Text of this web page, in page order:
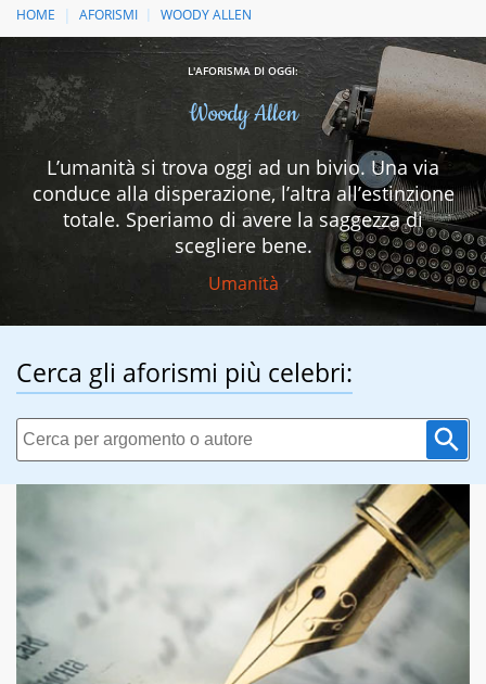
HOME AFORISMI WOODY ALLEN
L'AFORISMA DI OGGI:
Woody Allen
L’umanità si trova oggi ad un bivio. Una via
conduce alla disperazione, l’altra all’estinzione
totale. Speriamo di avere la saggezza di
scegliere bene.
Umanità
Cerca gli aforismi più celebri: